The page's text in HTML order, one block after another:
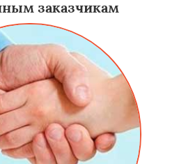
заказчикам